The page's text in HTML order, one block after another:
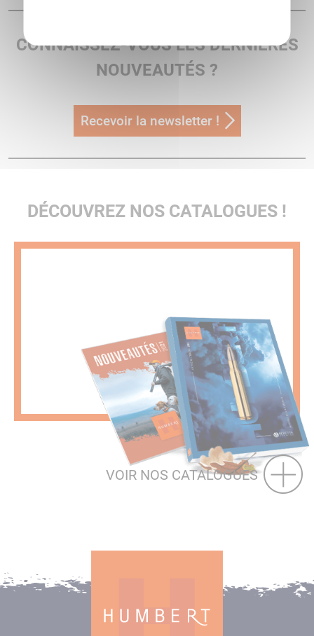
CONNAISSEZ-VOUS LES DERNIÈRES
NOUVEAUTÉS ?
Recevoir la newsletter !
DÉCOUVREZ NOS CATALOGUES !
VOIR NOS CATALOGUES